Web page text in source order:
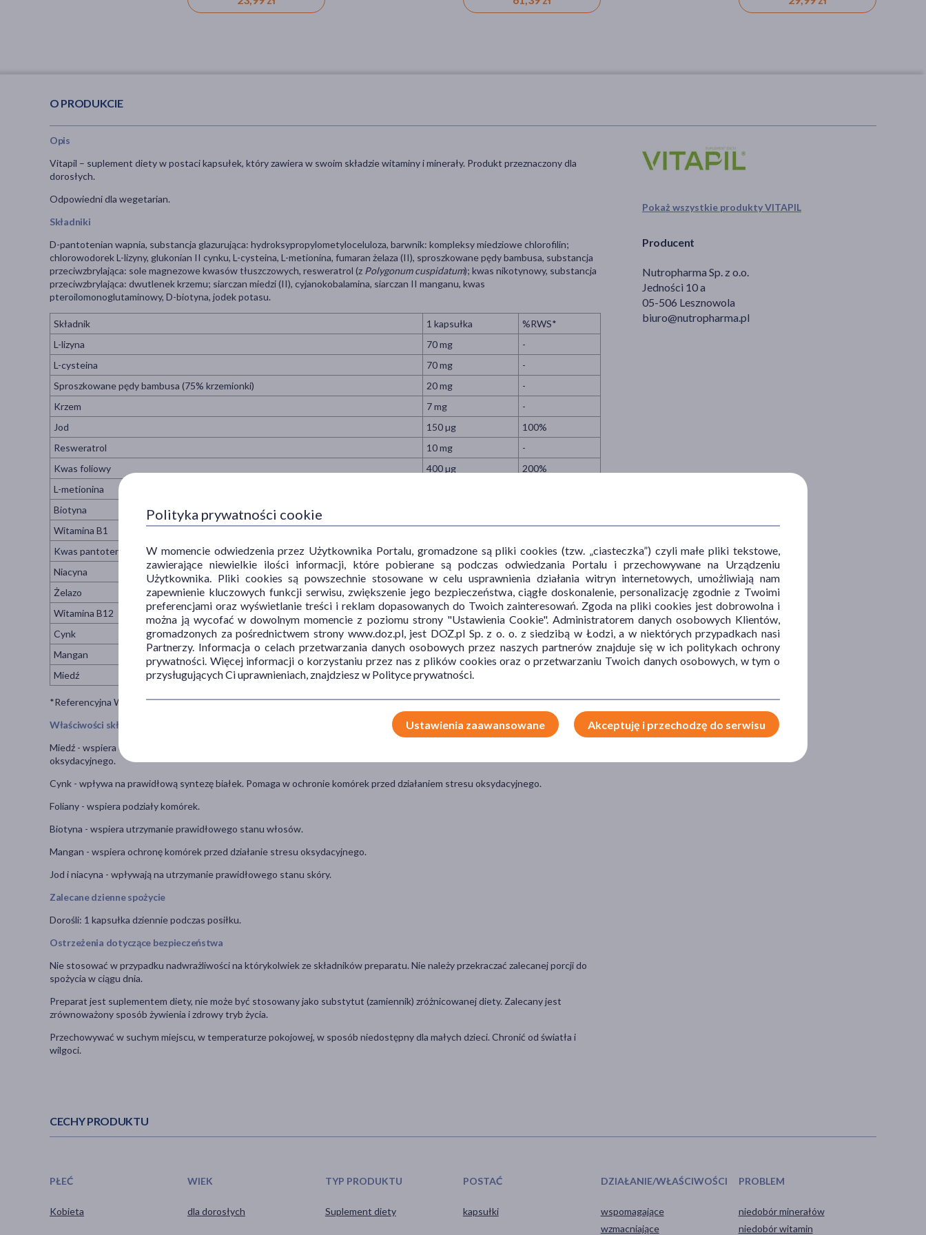
O PRODUKCIE
Pokaż wszystkie produkty VITAPIL
Producent
Nutropharma Sp. z o.o.
Jedności 10 a
05-506 Lesznowola
biuro@nutropharma.pl
Opis
Vitapil – suplement diety w postaci kapsułek, który zawiera w swoim składzie witaminy i minerały. Produkt przeznaczony dla
dorosłych.
Odpowiedni dla wegetarian.
Składniki
D-pantotenian wapnia, substancja glazurująca: hydroksypropylometyloceluloza, barwnik: kompleksy miedziowe chlorofilin;
chlorowodorek L-lizyny, glukonian II cynku, L-cysteina, L-metionina, fumaran żelaza (II), sproszkowane pędy bambusa, substancja
przeciwzbrylająca: sole magnezowe kwasów tłuszczowych, resweratrol (z Polygonum cuspidatum); kwas nikotynowy, substancja
przeciwzbrylająca: dwutlenek krzemu; siarczan miedzi (II), cyjanokobalamina, siarczan II manganu, kwas
pteroilomonoglutaminowy, D-biotyna, jodek potasu.
Składnik 1 kapsułka
%RWS*
L-lizyna
70 mg
-
L-cysteina
70 mg
-
Sproszkowane pędy bambusa (75% krzemionki)
20 mg
-
Krzem
7 mg
-
Jod
150 µg
100%
Resweratrol
10 mg
-
Kwas foliowy
400 µg
200%
L-metionina
Biotyna
Witamina B1
0,6 mg
55%
Kwas pantotenowy
100 mg
1666,7%
Niacyna
9 mg
56,3%
Żelazo
10 mg
71,4 %
Witamina B12
6 µg
240%
Cynk
10 mg
100%
Mangan
1,8 mg
90%
Miedź
2 mg
*Referencyjna Wartość Spożycia
Właściwości składników
Miedź - wspiera utrzymanie prawidłowej pigmentacji skóry głowy i włosów. Pomaga w ochronie komórek przed działaniem stresu
oksydacyjnego.
Cynk - wpływa na prawidłową syntezę białek. Pomaga w ochronie komórek przed działaniem stresu oksydacyjnego.
Foliany - wspiera podziały komórek.
Biotyna - wspiera utrzymanie prawidłowego stanu włosów.
Mangan - wspiera ochronę komórek przed działanie stresu oksydacyjnego.
Jod i niacyna - wpływają na utrzymanie prawidłowego stanu skóry.
Zalecane dzienne spożycie
Dorośli: 1 kapsułka dziennie podczas posiłku.
Ostrzeżenia dotyczące bezpieczeństwa
Nie stosować w przypadku nadwrażliwości na którykolwiek ze składników preparatu. Nie należy przekraczać zalecanej porcji do
spożycia w ciągu dnia.
Preparat jest suplementem diety, nie może być stosowany jako substytut (zamiennik) zróżnicowanej diety. Zalecany jest
zrównoważony sposób żywienia i zdrowy tryb życia.
Przechowywać w suchym miejscu, w temperaturze pokojowej, w sposób niedostępny dla małych dzieci. Chronić od światła i
wilgoci.
CECHY PRODUKTU
PŁEĆ
Kobieta
WIEK
dla dorosłych
TYP PRODUKTU
Suplement diety
POSTAĆ
kapsułki
DZIAŁANIE/WŁAŚCIWOŚCI
wspomagające
wzmacniające
PROBLEM
niedobór minerałów
niedobór witamin
Polityka prywatności cookie
W momencie odwiedzenia przez Użytkownika Portalu, gromadzone są pliki cookies (tzw. „ciasteczka”) czyli małe pliki tekstowe,
zawierające niewielkie ilości informacji, które pobierane są podczas odwiedzania Portalu i przechowywane na Urządzeniu
Użytkownika. Pliki cookies są powszechnie stosowane w celu usprawnienia działania witryn internetowych, umożliwiają nam
zapewnienie kluczowych funkcji serwisu, zwiększenie jego bezpieczeństwa, ciągłe doskonalenie, personalizację zgodnie z Twoimi
preferencjami oraz wyświetlanie treści i reklam dopasowanych do Twoich zainteresowań. Zgoda na pliki cookies jest dobrowolna i
można ją wycofać w dowolnym momencie z poziomu strony "Ustawienia Cookie". Administratorem danych osobowych Klientów,
gromadzonych za pośrednictwem strony www.doz.pl, jest DOZ.pl Sp. z o. o. z siedzibą w Łodzi, a w niektórych przypadkach nasi
Partnerzy. Informacja o celach przetwarzania danych osobowych przez naszych partnerów znajduje się w ich politykach ochrony
prywatności. Więcej informacji o korzystaniu przez nas z plików cookies oraz o przetwarzaniu Twoich danych osobowych, w tym o
przysługujących Ci uprawnieniach, znajdziesz w Polityce prywatności.
Ustawienia zaawansowane Akceptuję i przechodzę do serwisu